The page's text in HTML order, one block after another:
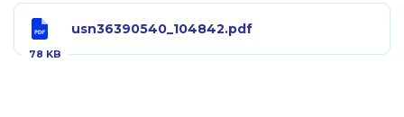
usn36390540_104842.pdf
78 KB